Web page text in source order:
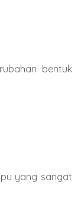
bentuk
yang sangat